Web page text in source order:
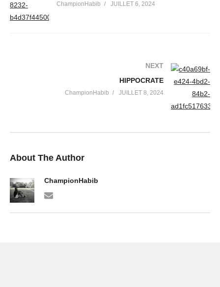
ChampionHabib JUILLET 6, 2024
NEXT
HIPPOCRATE
ChampionHabib JUILLET 8, 2024
About The Author
ChampionHabib